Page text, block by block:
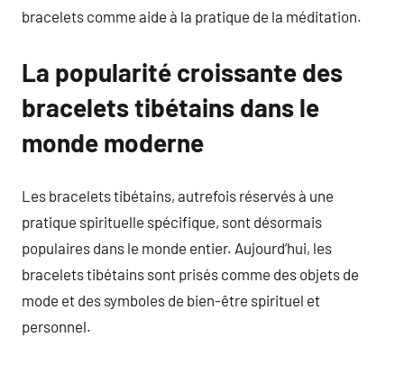
bracelets comme aide à la pratique de la méditation.
La popularité croissante des
bracelets tibétains dans le
monde moderne
Les bracelets tibétains, autrefois réservés à une
pratique spirituelle spécifique, sont désormais
populaires dans le monde entier. Aujourd’hui, les
bracelets tibétains sont prisés comme des objets de
mode et des symboles de bien-être spirituel et
personnel.